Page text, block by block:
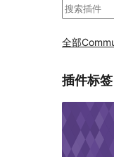
搜
全部
插件标签